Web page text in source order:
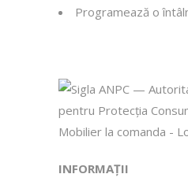
Programează o
INFORMAȚII